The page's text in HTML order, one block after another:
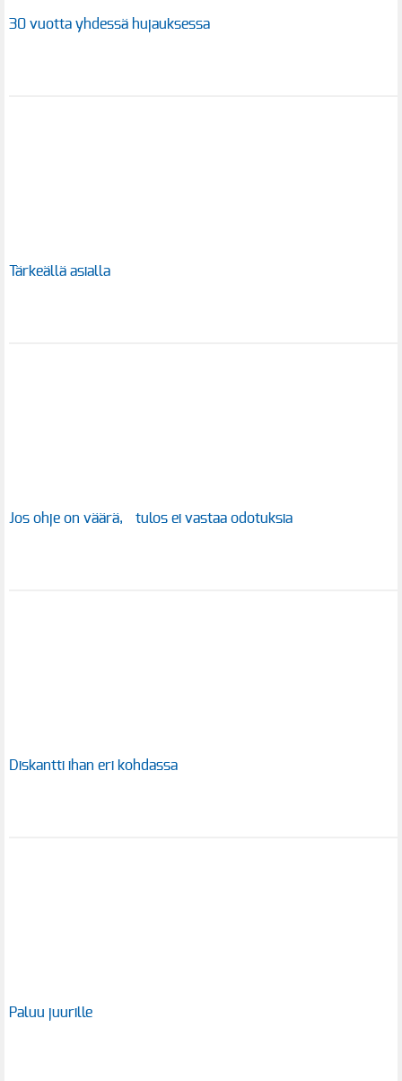
30 vuotta yhdessä hujauksessa
Tärkeällä asialla
Jos ohje on väärä, tulos ei vastaa odotuksia
Diskantti ihan eri kohdassa
Paluu juurille